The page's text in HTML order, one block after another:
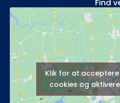
Find
Klik for at
cookies og